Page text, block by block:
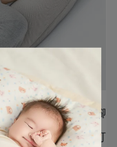
雙腳微微彎曲，雙腳
幫助支撐 ，背後也可